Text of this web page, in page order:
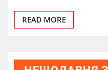
READ MORE